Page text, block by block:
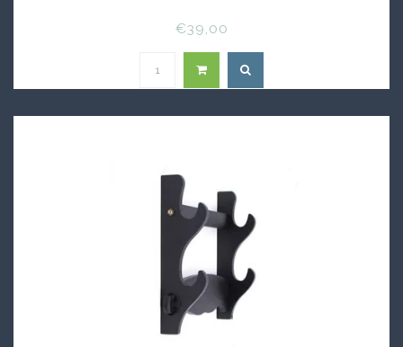
€39,00